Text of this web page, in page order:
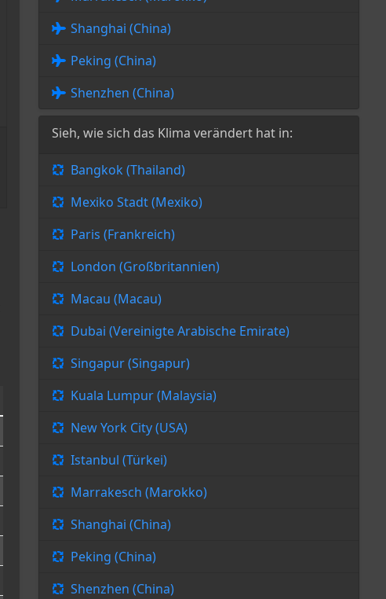
Shanghai (China)
Peking (China)
Shenzhen (China)
Sieh, wie sich das Klima verändert hat in:
Bangkok (Thailand)
Mexiko Stadt (Mexiko)
Paris (Frankreich)
London (Großbritannien)
Macau (Macau)
Dubai (Vereinigte Arabische Emirate)
Singapur (Singapur)
Kuala Lumpur (Malaysia)
New York City (USA)
Istanbul (Türkei)
Marrakesch (Marokko)
Shanghai (China)
Peking (China)
Shenzhen (China)